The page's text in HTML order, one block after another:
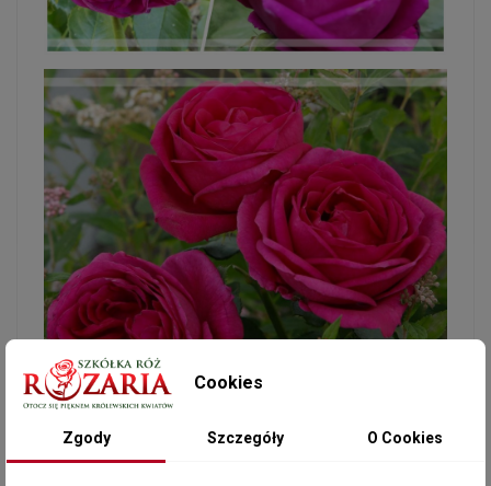
Cookies
Zgody Szczegóły O Cookies